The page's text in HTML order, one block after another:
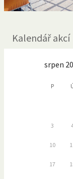
Kalendář akcí
srpen
P
3
10
17